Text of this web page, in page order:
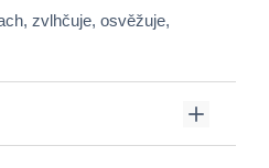
zvlhčuje, osvěžuje,